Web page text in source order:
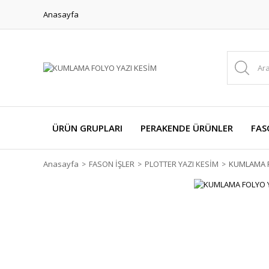
Anasayfa
ÜRÜN GRUPLARI PERAKENDE ÜRÜNLER
Anasayfa FASON İŞLER PLOTTER YAZI KESİM KUMLAMA